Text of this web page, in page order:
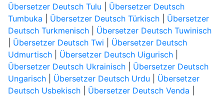
Übersetzer Deutsch Tulu
Übersetzer Deutsch
Tumbuka
Übersetzer Deutsch Türkisch| Übersetzer
Deutsch Turkmenisch| Übersetzer Deutsch Tuwinisch
Übersetzer Deutsch Twi
Übersetzer Deutsch
Udmurtisch| Übersetzer Deutsch Uigurisch|
Übersetzer Deutsch Ukrainisch| Übersetzer Deutsch
Ungarisch| Übersetzer Deutsch Urdu
Übersetzer
Deutsch Usbekisch| Übersetzer Deutsch Venda